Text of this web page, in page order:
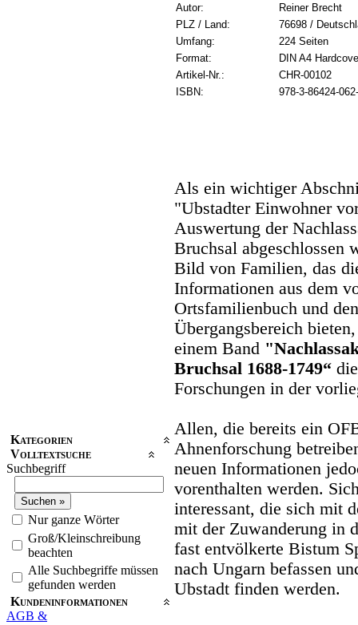
Kategorien
Volltextsuche
Suchbegriff
Nur ganze Wörter
Groß/Kleinschreibung
beachten
Alle Suchbegriffe müssen
gefunden werden
Kundeninformationen
AGB &
Autor:
Reiner Brecht
PLZ / Land:
76698 /
Umfang:
224 Seiten
Format:
DIN A4
Artikel-Nr.:
CHR-00102
ISBN:
978-3-86424-
Als ein wichtiger
"Ubstadter Einwohner
Auswertung der
Bruchsal abgeschlossen
Bild von Familien, das
Informationen aus dem
Ortsfamilienbuch und
Übergangsbereich
einem Band
Bruchsal 1688-1749“
Forschungen in der
Allen, die bereits ein
Ahnenforschung
neuen Informationen
vorenthalten werden.
interessant, die sich mit
mit der Zuwanderung in
fast entvölkerte Bistum
nach Ungarn befassen
Ubstadt finden werden.